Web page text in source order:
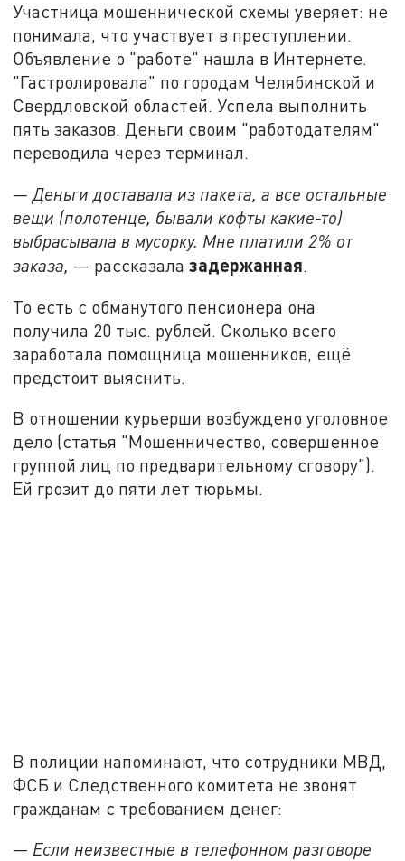
Участница мошеннической схемы уверяет: не
понимала, что участвует в преступлении.
Объявление о "работе" нашла в Интернете.
"Гастролировала" по городам Челябинской и
Свердловской областей. Успела выполнить
пять заказов. Деньги своим "работодателям"
переводила через терминал.
— Деньги доставала из пакета, а все остальные
вещи (полотенце, бывали кофты какие-то)
выбрасывала в мусорку. Мне платили 2% от
заказа, — рассказалазадержанная.
То есть с обманутого пенсионера она
получила 20 тыс. рублей. Сколько всего
заработала помощница мошенников, ещё
предстоит выяснить.
В отношении курьерши возбуждено уголовное
дело (статья "Мошенничество, совершенное
группой лиц по предварительному сговору").
Ей грозит до пяти лет тюрьмы.
В полиции напоминают, что сотрудники МВД,
ФСБ и Следственного комитета не звонят
гражданам с требованием денег:
— Если неизвестные в телефонном разговоре